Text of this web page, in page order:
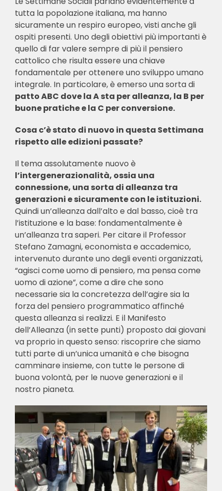
tutta la popolazione italiana, ma hanno
sicuramente un respiro europeo, visti anche gli
ospiti presenti. Uno degli obiettivi più importanti è
quello di far valere sempre di più il pensiero
cattolico che risulta essere una chiave
fondamentale per ottenere uno sviluppo umano
integrale. In particolare, è emerso una sorta di
patto ABC dove la A sta per alleanza, la B per
buone pratiche e la C per conversione.
Cosa c’è stato di nuovo in questa Settimana
rispetto alle edizioni passate?
Il tema assolutamente nuovo è
l’intergenerazionalità, ossia una
connessione, una sorta di alleanza tra
generazioni e sicuramente con le istituzioni.
Quindi un’alleanza dall’alto e dal basso, cioè tra
l’istituzione e la base: fondamentalmente è
un’alleanza tra saperi. Per citare il Professor
Stefano Zamagni, economista e accademico,
intervenuto durante uno degli eventi organizzati,
“agisci come uomo di pensiero, ma pensa come
uomo di azione”, come a dire che sono
necessarie sia la concretezza dell’agire sia la
forza del pensiero programmatico affinché
questa alleanza si realizzi. E il Manifesto
dell’Alleanza (in sette punti) proposto dai giovani
va proprio in questo senso: riscoprire che siamo
tutti parte di un’unica umanità e che bisogna
camminare insieme, con tutte le persone di
buona volontà, per le nuove generazioni e il
nostro pianeta.